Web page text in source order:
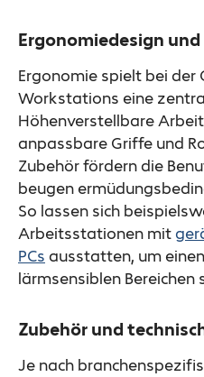
Ergonomiedesign
Ergonomie spielt bei
Workstations eine
Höhenverstellbare
anpassbare Griffe und
Zubehör fördern die
beugen
So lassen sich
Arbeitsstationen mit
PCs ausstatten, um
lärmsensiblen Bereichen
Zubehör und
Je nach